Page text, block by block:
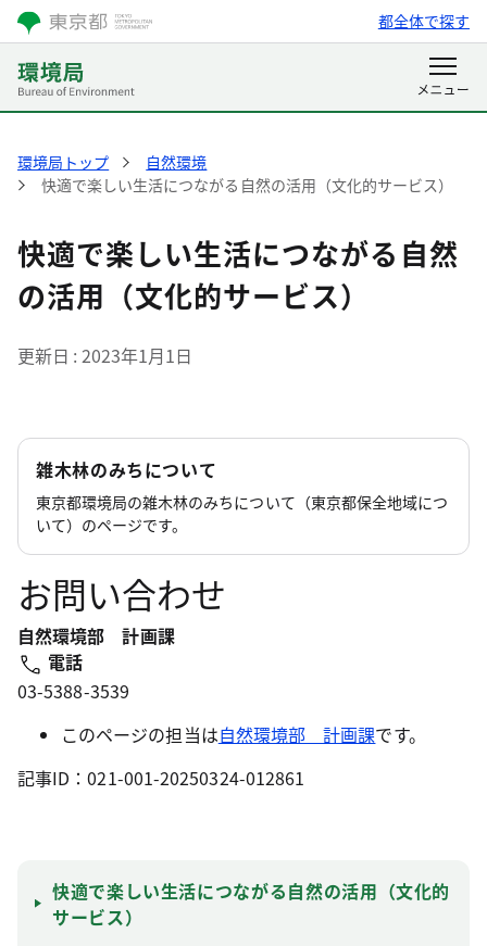
都全体で探す
環境局トップ
自然環境
快適で楽しい生活につながる自然の活用（文化的サービス）
快適で楽しい生活につながる自然
の活用（文化的サービス）
更新日 2023年1月1日
雑木林のみちについて
東京都環境局の雑木林のみちについて（東京都保全地域につ
いて）のページです。
お問い合わせ
自然環境部 計画課
電話
03-5388-3539
このページの担当は自然環境部 計画課です。
記事ID：021-001-20250324-012861
快適で楽しい生活につながる自然の活用（文化的
サービス）